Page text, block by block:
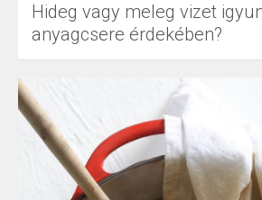
Hideg vagy meleg vizet
anyagcsere érdekében?